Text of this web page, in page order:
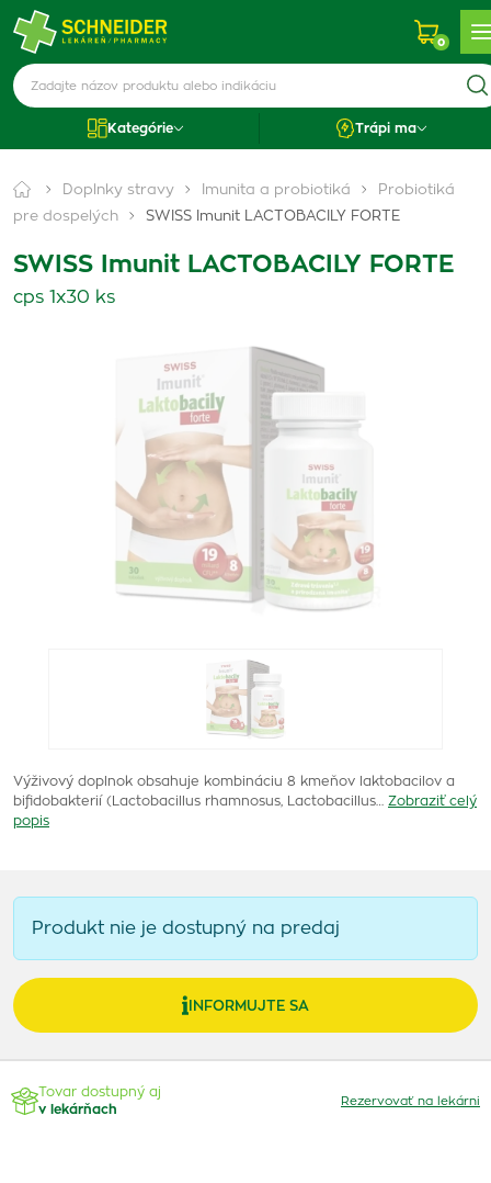
0
Kategórie Trápi ma
Doplnky stravy Imunita a probiotiká
Probiotiká
pre dospelých
SWISS Imunit LACTOBACILY FORTE
SWISS Imunit LACTOBACILY FORTE
cps 1x30 ks
Výživový doplnok obsahuje kombináciu 8 kmeňov laktobacilov a
bifidobakterií (Lactobacillus rhamnosus, Lactobacillus…
Zobraziť celý
popis
Produkt nie je dostupný na predaj
INFORMUJTE SA
Tovar dostupný aj
v lekárňach
Rezervovať na lekárni